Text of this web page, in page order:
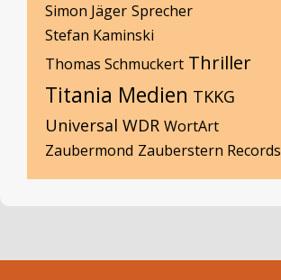
Simon Jäger Sprecher
Stefan Kaminski
Thomas Schmuckert Thriller
Titania Medien TKKG
Universal WDR WortArt
Zaubermond Zauberstern Records